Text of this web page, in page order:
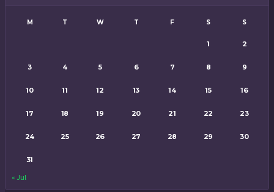
M T W T F S S
1 2
3 4 5 6 7 8 9
10 11 12 13 14 15 16
17 18 19 20 21 22 23
24 25 26 27 28 29 30
31
« Jul